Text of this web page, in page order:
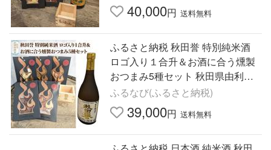
40,000円 送料無料
ふるさと納税 秋田誉 特別純米酒
ロゴ入り１合升＆お酒に合う燻製
おつまみ5種セット 秋田県由利本
荘市
ふるなび(ふるさと納税)
39,000円 送料無料